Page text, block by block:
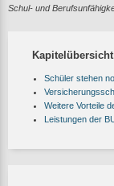
Schul- und
Kapitelübersicht
Schüler stehen
Weitere Vorteile
Leistungen der